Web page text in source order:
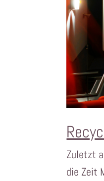
Zuletzt
die Zeit